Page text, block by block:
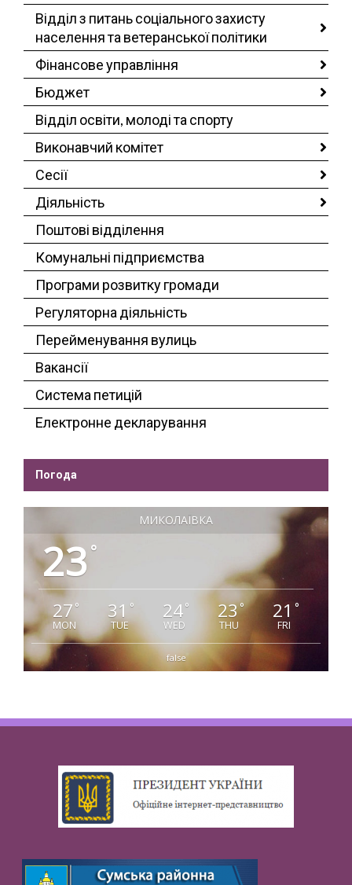
Відділ з питань соціального захисту
населення та ветеранської політики
Фінансове управління
Бюджет
Відділ освіти, молоді та спорту
Виконавчий комітет
Сесії
Діяльність
Поштові відділення
Комунальні підприємства
Програми розвитку громади
Регуляторна діяльність
Перейменування вулиць
Вакансії
Система петицій
Електронне декларування
Погода
МИКОЛАЇВКА
23 °
27 °
MON
31 °
TUE
24°
WED
23°
THU
21 °
FRI
false